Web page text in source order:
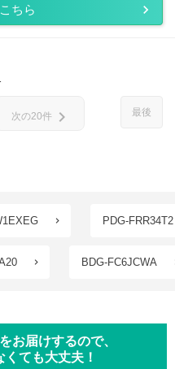
ちら
最後
次の20件 chevron_right
PDG-FRR34T2
BDG-FC6JCWA
お届けするので、
ても大丈夫！